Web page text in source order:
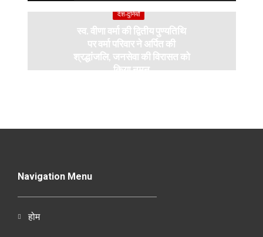
देश-दुनियाँ
स्व. वीणा वर्मा की द्वितीय पुण्यतिथि
पर वर्मा परिवार ने अर्पित की
श्रद्धांजलि, जनसेवा की विरासत को
किया नमन
Navigation Menu
होम